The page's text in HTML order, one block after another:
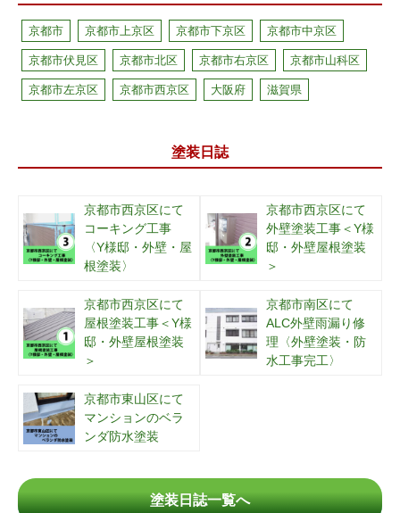
京都市 京都市上京区 京都市下京区 京都市中京区
京都市伏見区 京都市北区 京都市右京区 京都市山科区
京都市左京区 京都市西京区 大阪府 滋賀県
塗装日誌
京都市西京区にて
コーキング工事
〈Y様邸・外壁・屋
根塗装〉
京都市西京区にて
外壁塗装工事＜Y様
邸・外壁屋根塗装
＞
京都市西京区にて
屋根塗装工事＜Y様
邸・外壁屋根塗装
＞
京都市南区にて
ALC外壁雨漏り修
理〈外壁塗装・防
水工事完工〉
京都市東山区にて
マンションのベラ
ンダ防水塗装
塗装日誌一覧へ